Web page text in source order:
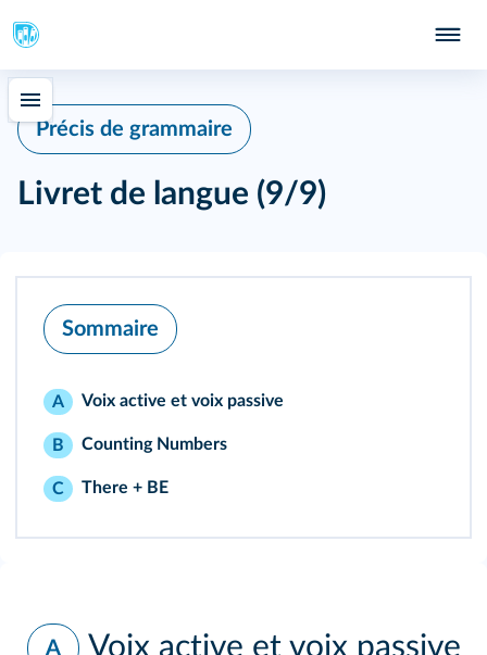
Précis de grammaire
Livret de langue (9/9)
Sommaire
A Voix active et voix passive
B Counting Numbers
C There + BE
A Voix active et voix passive